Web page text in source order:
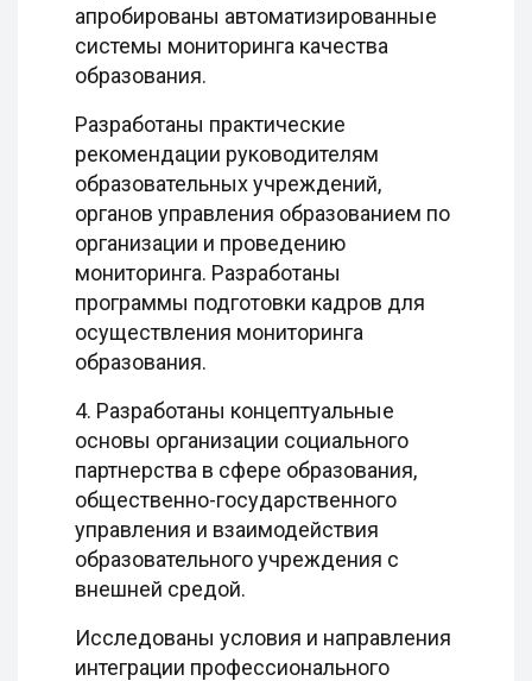
апробированы автоматизированные
системы мониторинга качества
образования.
Разработаны практические
рекомендации руководителям
образовательных учреждений,
органов управления образованием по
организации и проведению
мониторинга. Разработаны
программы подготовки кадров для
осуществления мониторинга
образования.
4. Разработаны концептуальные
основы организации социального
партнерства в сфере образования,
общественно-государственного
управления и взаимодействия
образовательного учреждения с
внешней средой.
Исследованы условия и направления
интеграции профессионального